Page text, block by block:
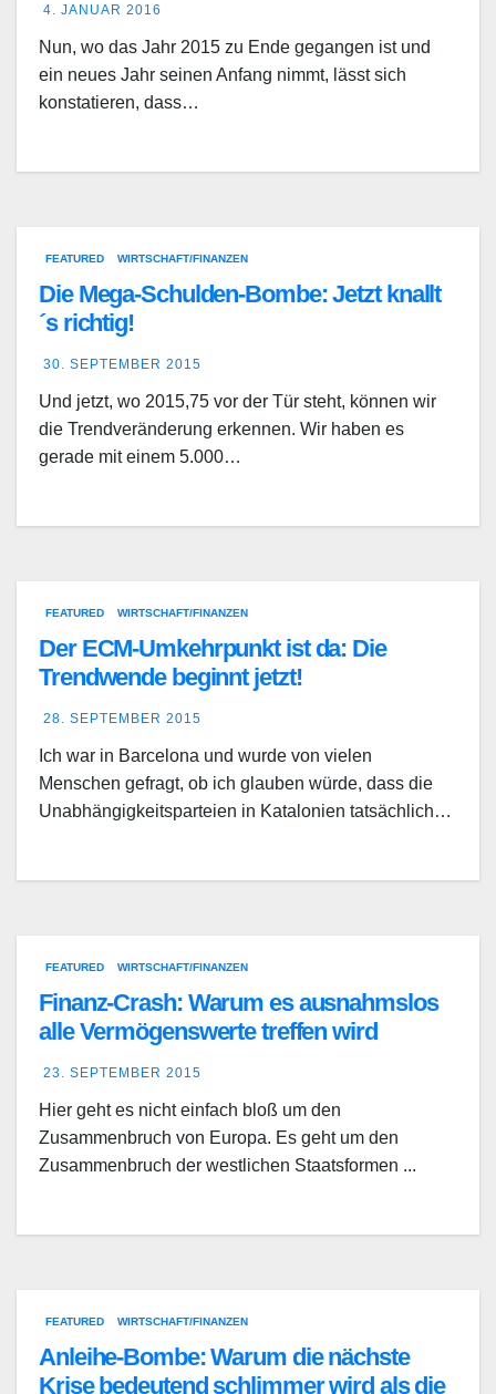
4. JANUAR 2016
Nun, wo das Jahr 2015 zu Ende gegangen ist und
ein neues Jahr seinen Anfang nimmt, lässt sich
konstatieren, dass…
FEATURED WIRTSCHAFT/FINANZEN
Die Mega-Schulden-Bombe: Jetzt knallt
´s richtig!
30. SEPTEMBER 2015
Und jetzt, wo 2015,75 vor der Tür steht, können wir
die Trendveränderung erkennen. Wir haben es
gerade mit einem 5.000…
FEATURED WIRTSCHAFT/FINANZEN
Der ECM-Umkehrpunkt ist da: Die
Trendwende beginnt jetzt!
28. SEPTEMBER 2015
Ich war in Barcelona und wurde von vielen
Menschen gefragt, ob ich glauben würde, dass die
Unabhängigkeitsparteien in Katalonien tatsächlich…
FEATURED WIRTSCHAFT/FINANZEN
Finanz-Crash: Warum es ausnahmslos
alle Vermögenswerte treffen wird
23. SEPTEMBER 2015
Hier geht es nicht einfach bloß um den
Zusammenbruch von Europa. Es geht um den
Zusammenbruch der westlichen Staatsformen ...
FEATURED WIRTSCHAFT/FINANZEN
Anleihe-Bombe: Warum die nächste
Krise bedeutend schlimmer wird als die